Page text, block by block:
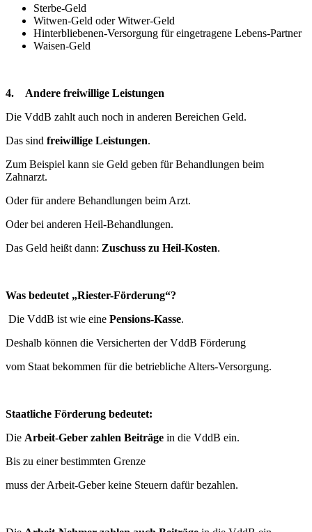
Sterbe-Geld
Witwen-Geld oder Witwer-Geld
Hinterbliebenen-Versorgung für eingetragene Lebens-Partner
Waisen-Geld
4. Andere freiwillige Leistungen
Die VddB zahlt auch noch in anderen Bereichen Geld.
Das sind freiwillige Leistungen.
Zum Beispiel kann sie Geld geben für Behandlungen beim
Zahnarzt.
Oder für andere Behandlungen beim Arzt.
Oder bei anderen Heil-Behandlungen.
Das Geld heißt dann: Zuschuss zu Heil-Kosten.
Was bedeutet „Riester-Förderung“?
Die VddB ist wie eine Pensions-Kasse.
Deshalb können die Versicherten der VddB Förderung
vom Staat bekommen für die betriebliche Alters-Versorgung.
Staatliche Förderung bedeutet:
Die Arbeit-Geber zahlen Beiträge in die VddB ein.
Bis zu einer bestimmten Grenze
muss der Arbeit-Geber keine Steuern dafür bezahlen.